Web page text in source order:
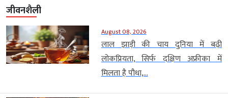
जीवनशैली
August 08, 2026
लाल झाड़ी की चाय दुनिया में बढ़ी
लोकप्रियता, सिर्फ दक्षिण अफ्रीका में
मिलता है पौधा,...